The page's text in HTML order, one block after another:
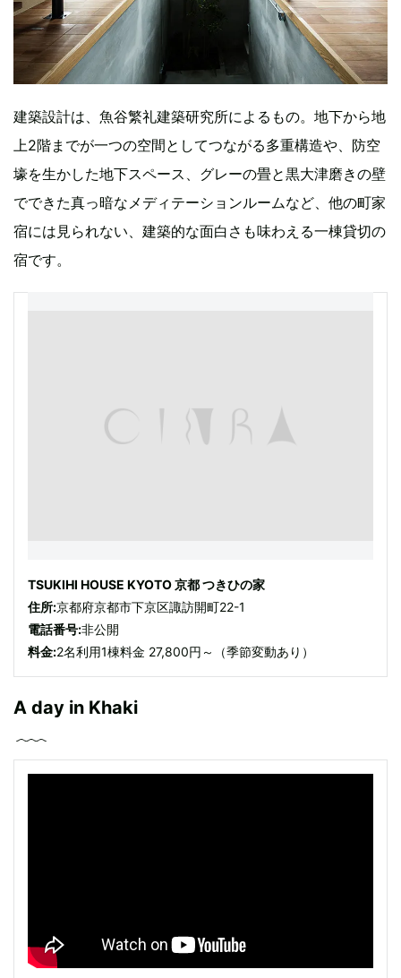
建築設計は、魚谷繁礼建築研究所によるもの。地下から地
上2階までが一つの空間としてつながる多重構造や、防空
壕を生かした地下スペース、グレーの畳と黒大津磨きの壁
でできた真っ暗なメディテーションルームなど、他の町家
宿には見られない、建築的な面白さも味わえる一棟貸切の
宿です。
TSUKIHI HOUSE KYOTO 京都 つきひの家
住所:京都府京都市下京区諏訪開町22-1
電話番号:非公開
料金:2名利用1棟料金 27,800円～（季節変動あり）
A day in Khaki